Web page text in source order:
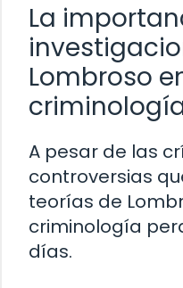
La
Lombroso
A pesar de las
controversias
teorías de
criminología
días.